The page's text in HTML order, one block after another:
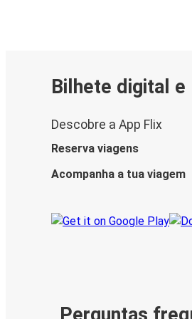
Bilhete digital e
Descobre a App Flix
Reserva viagens
Acompanha a tua viagem